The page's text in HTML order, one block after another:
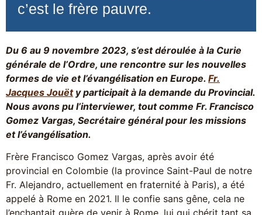
c’est le frère pauvre.
Du 6 au 9 novembre 2023, s’est déroulée à la Curie
générale de l’Ordre, une rencontre sur les nouvelles
formes de vie et l’évangélisation en Europe. Fr.
Jacques Jouëty participait à la demande du Provincial.
Nous avons pu l’interviewer, tout comme Fr. Francisco
Gomez Vargas, Secrétaire général pour les missions
et l’évangélisation.
Frère Francisco Gomez Vargas, après avoir été
provincial en Colombie (la province Saint-Paul de notre
Fr. Alejandro, actuellement en fraternité à Paris), a été
appelé à Rome en 2021. Il le confie sans gêne, cela ne